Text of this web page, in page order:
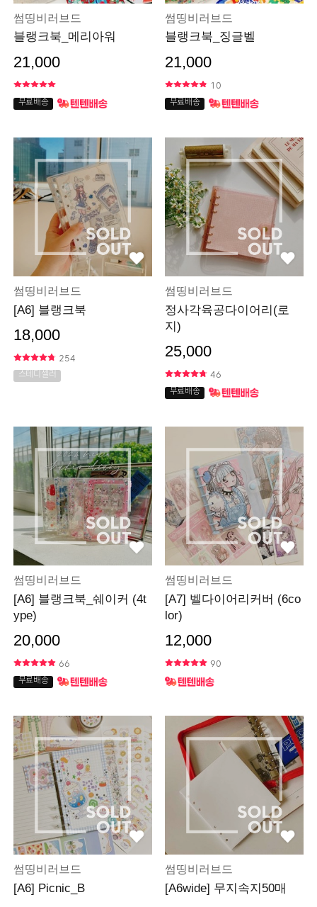
썸띵비러브드
블랭크북_메리아워
21,000
무료배송
썸띵비러브드
블랭크북_징글벨
21,000
10
무료배송
썸띵비러브드
[A6] 블랭크북
18,000
254
스테디셀러
썸띵비러브드
정사각육공다이어리(로
지)
25,000
46
무료배송
썸띵비러브드
[A6] 블랭크북_쉐이커 (4t
ype)
20,000
66
무료배송
썸띵비러브드
[A7] 벨다이어리커버 (6co
lor)
12,000
90
썸띵비러브드
[A6] Picnic_B
썸띵비러브드
[A6wide] 무지속지50매